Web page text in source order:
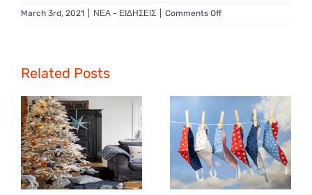
March 3rd, 2021 ΝΕΑ - ΕΙΔΗΣΕΙΣ Comments Offon
μετακινήσεις
εντός
του
δήμου
ή
μέχρι
2
Related Posts